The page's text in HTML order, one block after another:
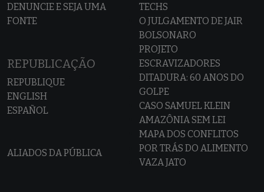
DENUNCIE E SEJA UMA
FONTE
REPUBLICAÇÃO
REPUBLIQUE
ENGLISH
ESPAÑOL
ALIADOS DA PÚBLICA
TECHS
O JULGAMENTO DE JAIR
BOLSONARO
PROJETO
ESCRAVIZADORES
DITADURA: 60 ANOS DO
GOLPE
CASO SAMUEL KLEIN
AMAZÔNIA SEM LEI
MAPA DOS CONFLITOS
POR TRÁS DO ALIMENTO
VAZA JATO